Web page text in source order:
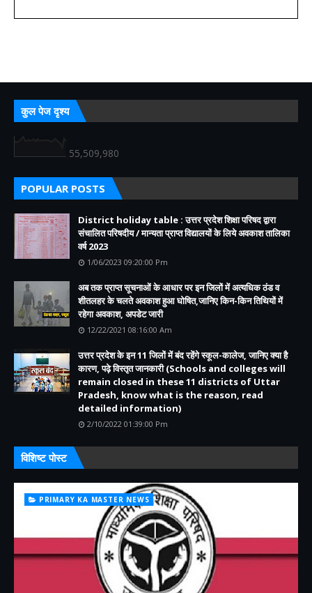
कुल पेज दृश्य
55,509,980
POPULAR POSTS
District holiday table : उत्तर प्रदेश शिक्षा परिषद द्वारा
संचालित परिषदीय / मान्यता प्राप्त विद्यालयों के लिये अवकाश तालिका
वर्ष 2023
1/06/2023 09:20:00 Pm
अब तक प्राप्त सूचनाओं के आधार पर इन जिलों में अत्यधिक ठंड व
शीतलहर के चलते अवकाश हुआ घोषित,जानिए किन-किन तिथियों में
रहेगा अवकाश, अपडेट जारी
12/22/2021 08:16:00 Am
उत्तर प्रदेश के इन 11 जिलों में बंद रहेंगे स्कूल-कालेज, जानिए क्या है
कारण, पढ़े विस्तृत जानकारी (Schools and colleges will
remain closed in these 11 districts of Uttar
Pradesh, know what is the reason, read
detailed information)
2/10/2022 01:39:00 Pm
विशिष्ट पोस्ट
PRIMARY KA MASTER NEWS